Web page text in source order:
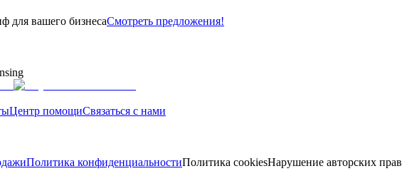
для вашего бизнесаСмотреть предложения!
Центр помощиСвязаться с нами
Политика конфиденциальностиПолитика cookiesНарушение авторских прав